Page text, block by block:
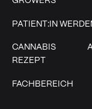
PATIENT:IN
CANNABIS
REZEPT
FACHBEREICH